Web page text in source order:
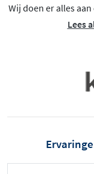
Wij doen er alles
Lees